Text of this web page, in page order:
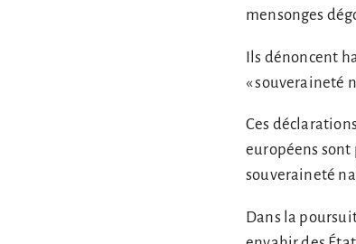
mensonges
Ils dénoncent
« souveraineté
Ces
européens
souveraineté
Dans la